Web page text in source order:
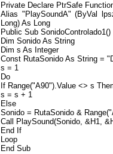
Private Declare PtrSafe
Alias "PlaySoundA" (ByVal
Long) As Long
Public Sub SonidoControlado1()
Dim Sonido As String
Dim s As Integer
Const RutaSonido As String =
s = 1
Do
If Range("A90").Value <> s
s = s + 1
Else
Sonido = RutaSonido &
Call PlaySound(Sonido, &H1,
End If
Loop
End Sub